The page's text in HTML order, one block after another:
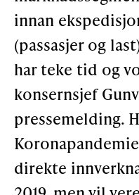
Podkast
BLI MEDLEM
innan
(passasjer og
har teke tid og
konsernsjef
pressemelding.
direkte